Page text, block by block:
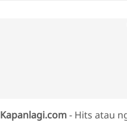
Kapanlagi.com- Hits atau